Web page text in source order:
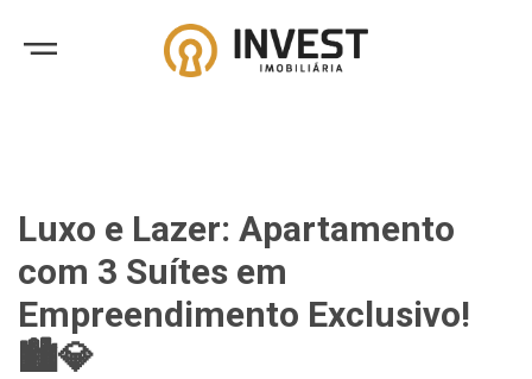
Luxo e Lazer: Apartamento
com 3 Suítes em
Empreendimento Exclusivo!
🏙️💎